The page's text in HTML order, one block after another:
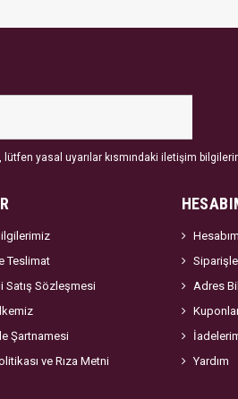
yasal uyarılar kısmındaki iletişim
Teslimat
Satış Sözleşmesi
Şartnamesi
ve Rıza Metni
Hesabım
Adres
Yardım